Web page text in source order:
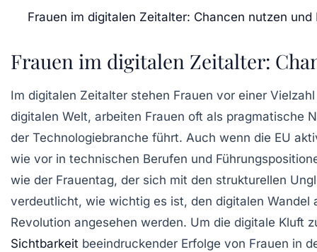
Frauen im digitalen Zeitalter: Chancen nutzen
Frauen im digitalen Zeitalter:
Im digitalen Zeitalter stehen Frauen vor einer
digitalen Welt, arbeiten Frauen oft als pragmatische
der Technologiebranche führt. Auch wenn die EU
wie vor in technischen Berufen und
wie der Frauentag, der sich mit den strukturellen
verdeutlicht, wie wichtig es ist, den digitalen Wandel
Revolution angesehen werden. Um die digitale Kluft
Sichtbarkeit beeindruckender Erfolge von Frauen in